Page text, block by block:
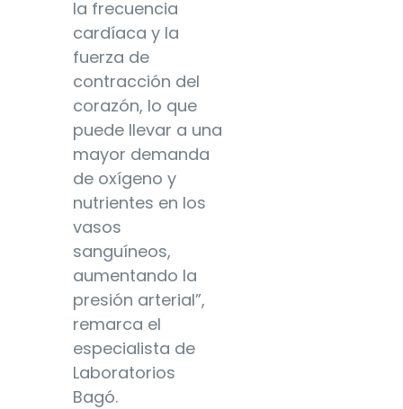
la frecuencia
cardíaca y la
fuerza de
contracción del
corazón, lo que
puede llevar a una
mayor demanda
de oxígeno y
nutrientes en los
vasos
sanguíneos,
aumentando la
presión arterial”,
remarca el
especialista de
Laboratorios
Bagó.